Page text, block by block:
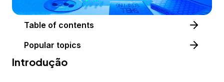
Table of contents
Popular topics
Introdução